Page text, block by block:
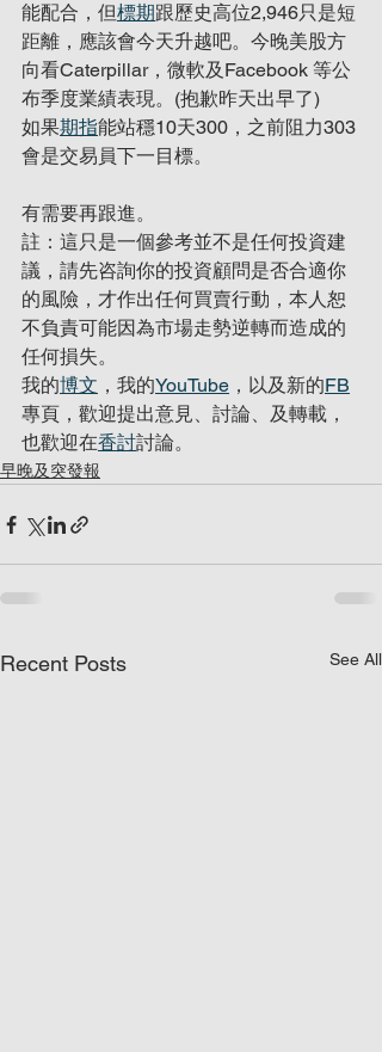
能配合，但標期跟歷史高位2,946只是短
距離，應該會今天升越吧。今晚美股方
向看Caterpillar，微軟及Facebook 等公
布季度業績表現。(抱歉昨天出早了)
如果期指能站穩10天300，之前阻力303
會是交易員下一目標。
有需要再跟進。
註：這只是一個參考並不是任何投資建
議，請先咨詢你的投資顧問是否合適你
的風險，才作出任何買賣行動，本人恕
不負責可能因為市場走勢逆轉而造成的
任何損失。
我的博文 ，我的YouTube ，以及新的FB
專頁，歡迎提出意見、討論、及轉載，
也歡迎在香討討論。
早晚及突發報
Recent Posts See All